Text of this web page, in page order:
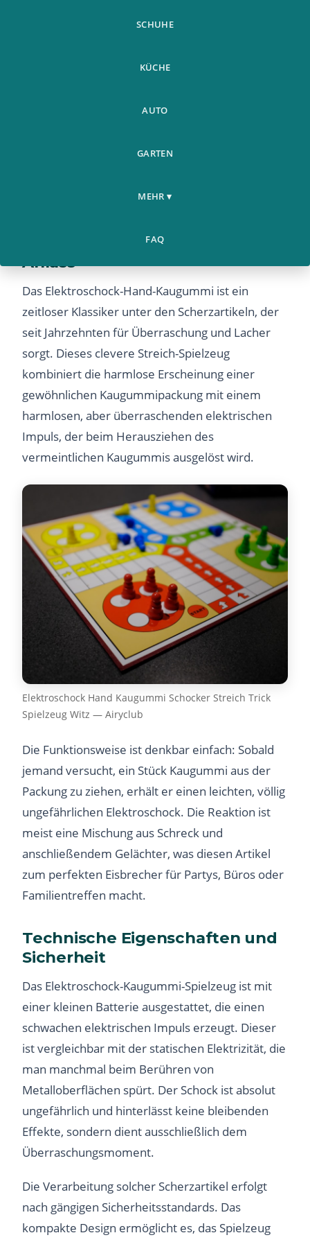
SCHUHE
KÜCHE
AUTO
GARTEN
MEHR ▾
FAQ
klassische Streich für jeden
Anlass
Das Elektroschock-Hand-Kaugummi ist ein
zeitloser Klassiker unter den Scherzartikeln, der
seit Jahrzehnten für Überraschung und Lacher
sorgt. Dieses clevere Streich-Spielzeug
kombiniert die harmlose Erscheinung einer
gewöhnlichen Kaugummipackung mit einem
harmlosen, aber überraschenden elektrischen
Impuls, der beim Herausziehen des
vermeintlichen Kaugummis ausgelöst wird.
Elektroschock Hand Kaugummi Schocker Streich Trick
Spielzeug Witz — Airyclub
Die Funktionsweise ist denkbar einfach: Sobald
jemand versucht, ein Stück Kaugummi aus der
Packung zu ziehen, erhält er einen leichten, völlig
ungefährlichen Elektroschock. Die Reaktion ist
meist eine Mischung aus Schreck und
anschließendem Gelächter, was diesen Artikel
zum perfekten Eisbrecher für Partys, Büros oder
Familientreffen macht.
Technische Eigenschaften und
Sicherheit
Das Elektroschock-Kaugummi-Spielzeug ist mit
einer kleinen Batterie ausgestattet, die einen
schwachen elektrischen Impuls erzeugt. Dieser
ist vergleichbar mit der statischen Elektrizität, die
man manchmal beim Berühren von
Metalloberflächen spürt. Der Schock ist absolut
ungefährlich und hinterlässt keine bleibenden
Effekte, sondern dient ausschließlich dem
Überraschungsmoment.
Die Verarbeitung solcher Scherzartikel erfolgt
nach gängigen Sicherheitsstandards. Das
kompakte Design ermöglicht es, das Spielzeug